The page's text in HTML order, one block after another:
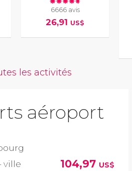
6666 avis
26,91 US$
les activités
aéroport
ville
104,97 US$